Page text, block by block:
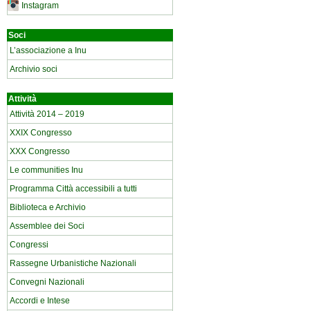
Instagram
Soci
L’associazione a Inu
Archivio soci
Attività
Attività 2014 – 2019
XXIX Congresso
XXX Congresso
Le communities Inu
Programma Città accessibili a tutti
Biblioteca e Archivio
Assemblee dei Soci
Congressi
Rassegne Urbanistiche Nazionali
Convegni Nazionali
Accordi e Intese